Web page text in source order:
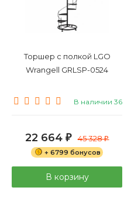
Торшер с полкой LGO
Wrangell GRLSP-0524
В наличии 36
22 664 ₽ 45 328₽
+ 6799 бонусов
В корзину